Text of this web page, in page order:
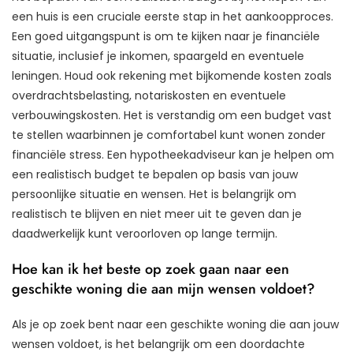
een huis is een cruciale eerste stap in het aankoopproces.
Een goed uitgangspunt is om te kijken naar je financiële
situatie, inclusief je inkomen, spaargeld en eventuele
leningen. Houd ook rekening met bijkomende kosten zoals
overdrachtsbelasting, notariskosten en eventuele
verbouwingskosten. Het is verstandig om een budget vast
te stellen waarbinnen je comfortabel kunt wonen zonder
financiële stress. Een hypotheekadviseur kan je helpen om
een realistisch budget te bepalen op basis van jouw
persoonlijke situatie en wensen. Het is belangrijk om
realistisch te blijven en niet meer uit te geven dan je
daadwerkelijk kunt veroorloven op lange termijn.
Hoe kan ik het beste op zoek gaan naar een
geschikte woning die aan mijn wensen voldoet?
Als je op zoek bent naar een geschikte woning die aan jouw
wensen voldoet, is het belangrijk om een doordachte